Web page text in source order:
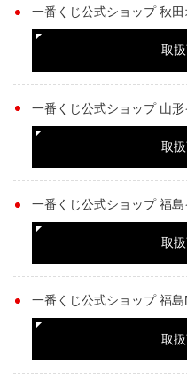
一番くじ公式ショップ 秋
取
一番くじ公式ショップ 山
取
一番くじ公式ショップ 福
取
一番くじ公式ショップ 福
取